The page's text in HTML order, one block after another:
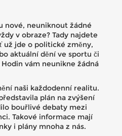
nové, neuniknout žádné
v obraze? Tady najdete
už jde o politické změny,
aktuální dění ve sportu či
vám neunikne žádná
naši každodenní realitu.
plán na zvýšení
bouřlivé debaty mezi
Takové informace mají
i plány mnoha z nás.